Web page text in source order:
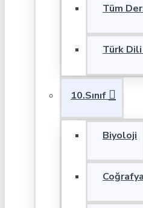
Tüm
Türk Dili
10.Sınıf
Biyoloji
Coğrafya